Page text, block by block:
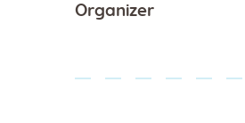
Organizer